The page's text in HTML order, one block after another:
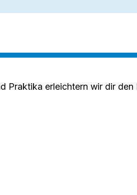
Praktika erleichtern wir dir